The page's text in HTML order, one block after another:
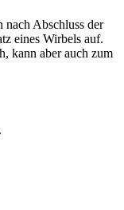
nach Abschluss der
eines Wirbels auf.
kann aber auch zum